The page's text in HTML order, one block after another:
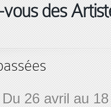
des
Du 26 avril au